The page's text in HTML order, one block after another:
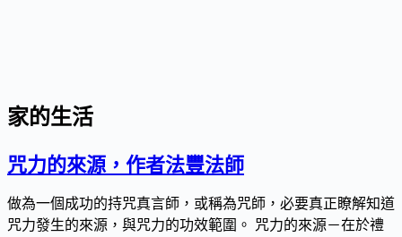
家的生活
咒力的來源，作者法豐法師
做為一個成功的持咒真言師，或稱為咒師，必要真正瞭解知道
咒力發生的來源，與咒力的功效範圍。 咒力的來源－在於禮